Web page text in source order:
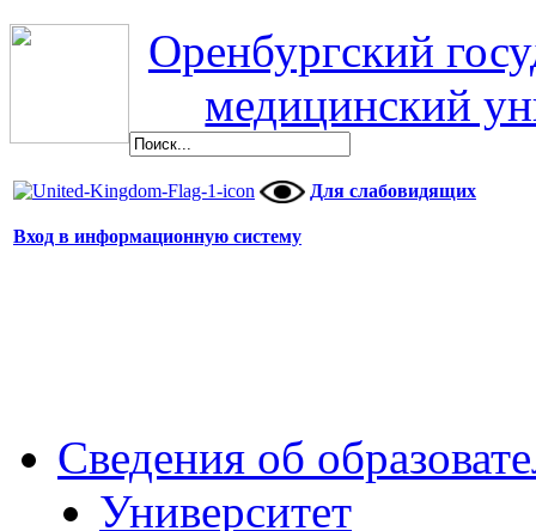
Оренбургский
медицинский
Для слабовидящих
Вход в информационную систему
Сведения об
Университет